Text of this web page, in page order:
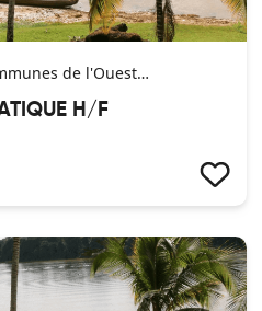
de l'Ouest
H/F